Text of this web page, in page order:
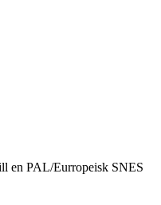
en PAL/Eurropeisk SNES